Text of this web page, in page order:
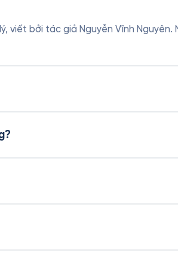
viết bởi tác giả Nguyễn Vĩnh Nguyên.